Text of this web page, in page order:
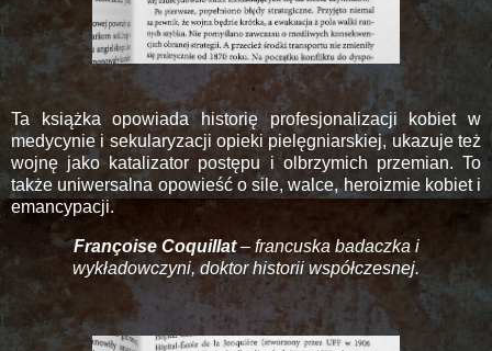
Ta książka opowiada historię profesjonalizacji kobiet w
medycynie i sekularyzacji opieki pielęgniarskiej, ukazuje też
wojnę jako katalizator postępu i olbrzymich przemian. To
także uniwersalna opowieść o sile, walce, heroizmie kobiet i
emancypacji.
Françoise Coquillat– francuska badaczka i
wykładowczyni, doktor historii współczesnej.